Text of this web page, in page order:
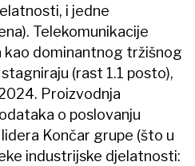
i jedne
Telekomunikacije
kao dominantnog tržišnog
(rast 1.1 posto),
Proizvodnja
o poslovanju
Končar grupe (što u
industrijske djelatnosti: